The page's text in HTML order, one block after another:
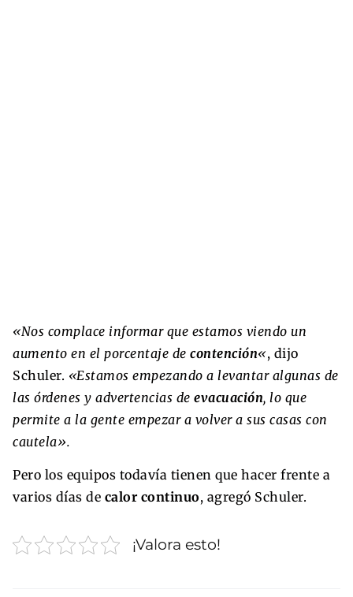
«Nos complace informar que estamos viendo un
aumento en el porcentaje de contención«, dijo
Schuler. «Estamos empezando a levantar algunas de
las órdenes y advertencias de evacuación, lo que
permite a la gente empezar a volver a sus casas con
cautela».
Pero los equipos todavía tienen que hacer frente a
varios días de calor continuo, agregó Schuler.
¡Valora esto!